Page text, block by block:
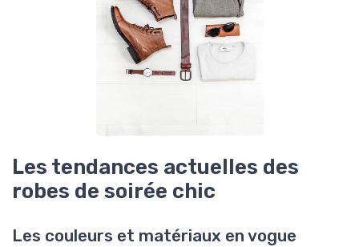
Les tendances actuelles des
robes de soirée chic
Les couleurs et matériaux en vogue